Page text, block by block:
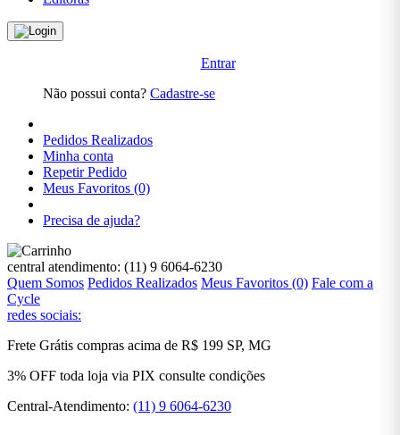
Entrar
Não possui conta? Cadastre-se
Pedidos Realizados
Minha conta
Repetir Pedido
Meus Favoritos (0)
Precisa de ajuda?
central atendimento: (11) 9 6064-6230
Quem Somos Pedidos Realizados Meus Favoritos (0) Fale com a
Cycle
redes sociais:
Frete Grátis compras acima de R$ 199 SP, MG
3% OFF toda loja via PIX consulte condições
Central-Atendimento: (11) 9 6064-6230
INFORMÁTICA
E
JOGOS E
PASSATEMPOS
JORDAN
PETERSON
LEON
LITERATURA
LITERATURA
BRASILEIRA
LITERATURA